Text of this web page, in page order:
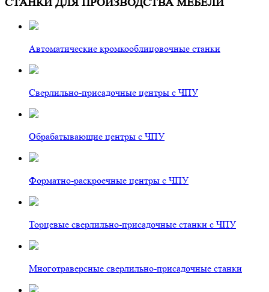
Автоматические кромкооблицовочные станки
Сверлильно-присадочные центры с ЧПУ
Обрабатывающие центры с ЧПУ
Форматно-раскроечные центры с ЧПУ
Торцевые сверлильно-присадочные станки с ЧПУ
Многотраверсные сверлильно-присадочные станки